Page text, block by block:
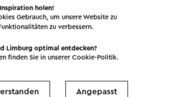
© contributors
holen!
Gebrauch, um unsere Website zu
zu verbessern.
Limburg optimal entdecken?
finden Sie in unsererCookie-Politik.
Angepasst